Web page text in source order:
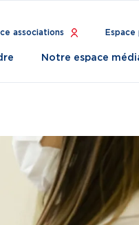
associations Espace
Notre espace